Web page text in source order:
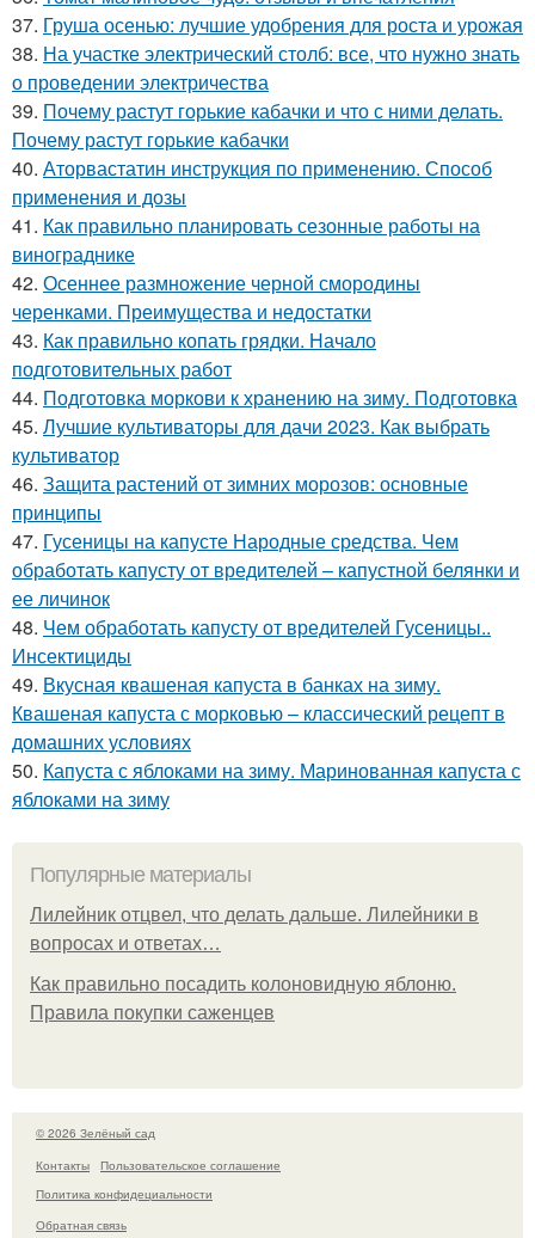
37. Груша осенью: лучшие удобрения для роста и урожая
38. На участке электрический столб: все, что нужно знать
о проведении электричества
39. Почему растут горькие кабачки и что с ними делать.
Почему растут горькие кабачки
40. Аторвастатин инструкция по применению. Способ
применения и дозы
41. Как правильно планировать сезонные работы на
винограднике
42. Осеннее размножение черной смородины
черенками. Преимущества и недостатки
43. Как правильно копать грядки. Начало
подготовительных работ
44. Подготовка моркови к хранению на зиму. Подготовка
45. Лучшие культиваторы для дачи 2023. Как выбрать
культиватор
46. Защита растений от зимних морозов: основные
принципы
47. Гусеницы на капусте Народные средства. Чем
обработать капусту от вредителей – капустной белянки и
ее личинок
48. Чем обработать капусту от вредителей Гусеницы..
Инсектициды
49. Вкусная квашеная капуста в банках на зиму.
Квашеная капуста с морковью – классический рецепт в
домашних условиях
50. Капуста с яблоками на зиму. Маринованная капуста с
яблоками на зиму
Популярные материалы
Лилейник отцвел, что делать дальше. Лилейники в
вопросах и ответах…
Как правильно посадить колоновидную яблоню.
Правила покупки саженцев
© 2026 Зелёный сад
Контакты
Пользовательское соглашение
Политика конфидециальности
Обратная связь